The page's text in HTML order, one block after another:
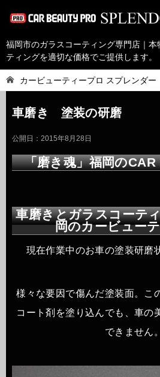
福岡市のガラスコーティング専門店｜
ティングを適切な価格でご提供します。
カービューティープロ スプレンダー
車磨き 塗装の研磨
公開日： 2015年8月28日
「磨き魂」福岡の
車磨きとガラスコーテ
岡のカービュー
現在作業中のお車の塗装研磨
様々な要因で傷んだ塗装面。こ
コート剤を塗り込んでも、車の
できません。